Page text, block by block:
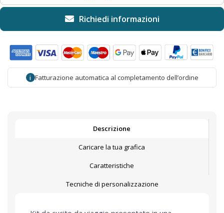
i Fatturazione automatica al completamento dell’ordine
Descrizione
Caricare la tua grafica
Caratteristiche
Tecniche di personalizzazione